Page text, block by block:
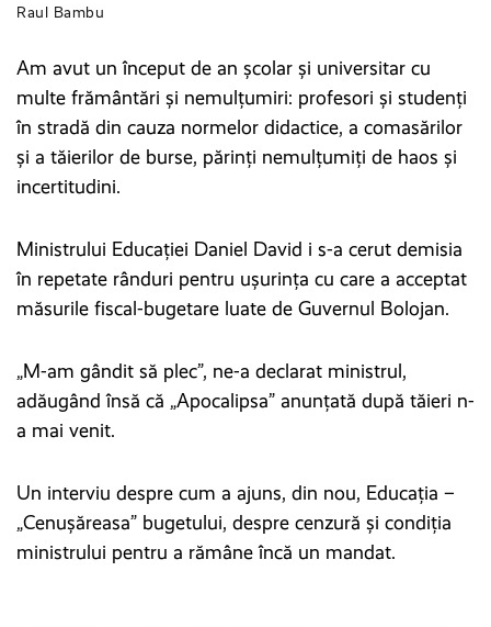
Raul Bambu
Am avut un început de an școlar și universitar cu
multe frământări și nemulțumiri: profesori și studenți
în stradă din cauza normelor didactice, a comasărilor
și a tăierilor de burse, părinți nemulțumiți de haos și
incertitudini.
Ministrului Educației Daniel David i s-a cerut demisia
în repetate rânduri pentru ușurința cu care a acceptat
măsurile fiscal-bugetare luate de Guvernul Bolojan.
„M-am gândit să plec”, ne-a declarat ministrul,
adăugând însă că „Apocalipsa” anunțată după tăieri n-
a mai venit.
Un interviu despre cum a ajuns, din nou, Educația –
„Cenușăreasa” bugetului, despre cenzură și condiția
ministrului pentru a rămâne încă un mandat.